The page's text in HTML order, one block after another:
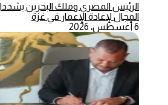
الرئيس المصري وملك البحرين
المجال لإعادة الإعمار في غزة
6 أغسطس، 2026